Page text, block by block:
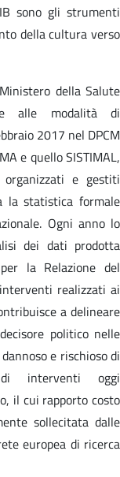
sono gli strumenti
della cultura verso
della Salute
alle modalità di
2017 nel DPCM
e quello SISTIMAL,
e gestiti
la statistica formale
Ogni anno lo
dei dati prodotta
la Relazione del
realizzati ai
a delineare
politico nelle
e rischioso di
di interventi oggi
il cui rapporto costo
sollecitata dalle
europea di ricerca